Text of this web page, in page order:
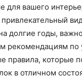
для вашего
долгие годы,
рекомендациям по
правила, которые
в отличном